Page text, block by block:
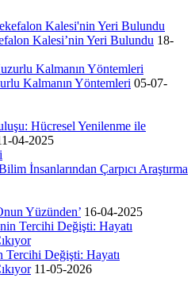
Kalesi’nin Yeri Bulundu 18-
Kalmanın Yöntemleri 05-07-
Hücresel Yenilenme ile
04-2025
İnsanlarından Çarpıcı Araştırma
Yüzünden’ 16-04-2025
Tercihi Değişti: Hayatı
11-05-2026